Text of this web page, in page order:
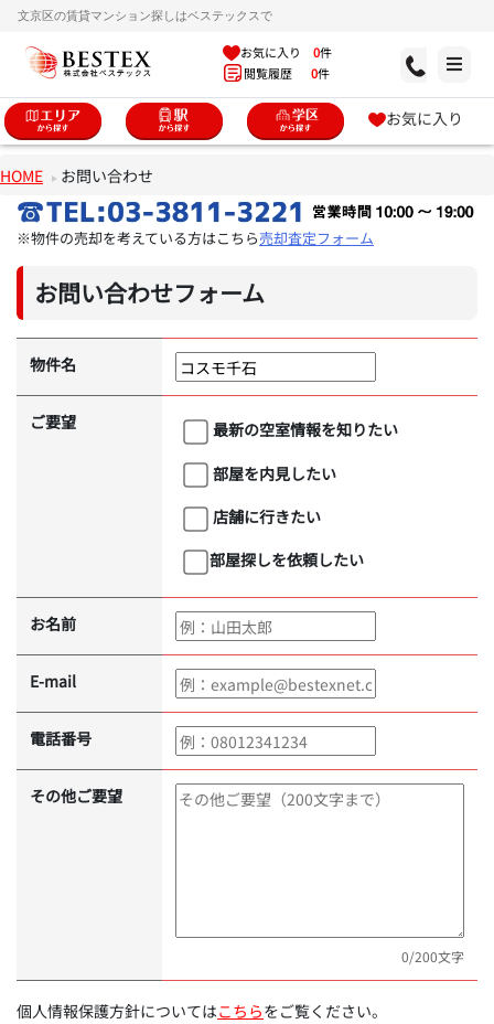
文京区の賃貸マンション探しはベステックスで
お気に入り 0件
閲覧履歴 0件
お気に入り
HOME お問い合わせ
※物件の売却を考えている方はこちら売却査定フォーム
お問い合わせフォーム
物件名
ご要望
最新の空室情報を知りたい
部屋を内見したい
店舗に行きたい
部屋探しを依頼したい
お名前
E-mail
電話番号
その他ご要望
0/200文字
個人情報保護方針についてはこちらをご覧ください。